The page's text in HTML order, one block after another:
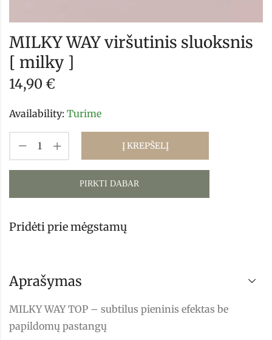
MILKY WAY viršutinis sluoksnis
[ milky ]
14,90 €
Availability: Turime
Į KREPŠELĮ
PIRKTI DABAR
Pridėti prie mėgstamų
Aprašymas
MILKY WAY TOP – subtilus pieninis efektas be
papildomų pastangų